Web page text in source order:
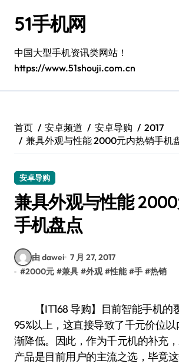
51手机网
中国大型手机资讯类网站！
https://www.51shouji.com.cn
首页 安卓频道 安卓导购
2017
兼具外观与性能 2000元内热销手机
安卓导购
兼具外观与性能
手机盘点
由 dawei 7 月 27, 2017
#2000元 #兼具 #外观 #性能 #手 #热销
【IT168 导购】目前智能手机的覆盖率已经高达
95%以上，这直接导致了千元价位
渐降低。因此，作为千元机的补充
产品是目前用户的主流之选，毕竟